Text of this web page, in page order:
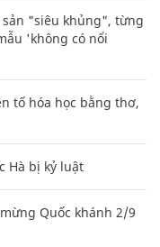
"siêu khủng", từng
'không có nổi
tố hóa học bằng thơ,
Hà bị kỷ luật
Quốc khánh 2/9